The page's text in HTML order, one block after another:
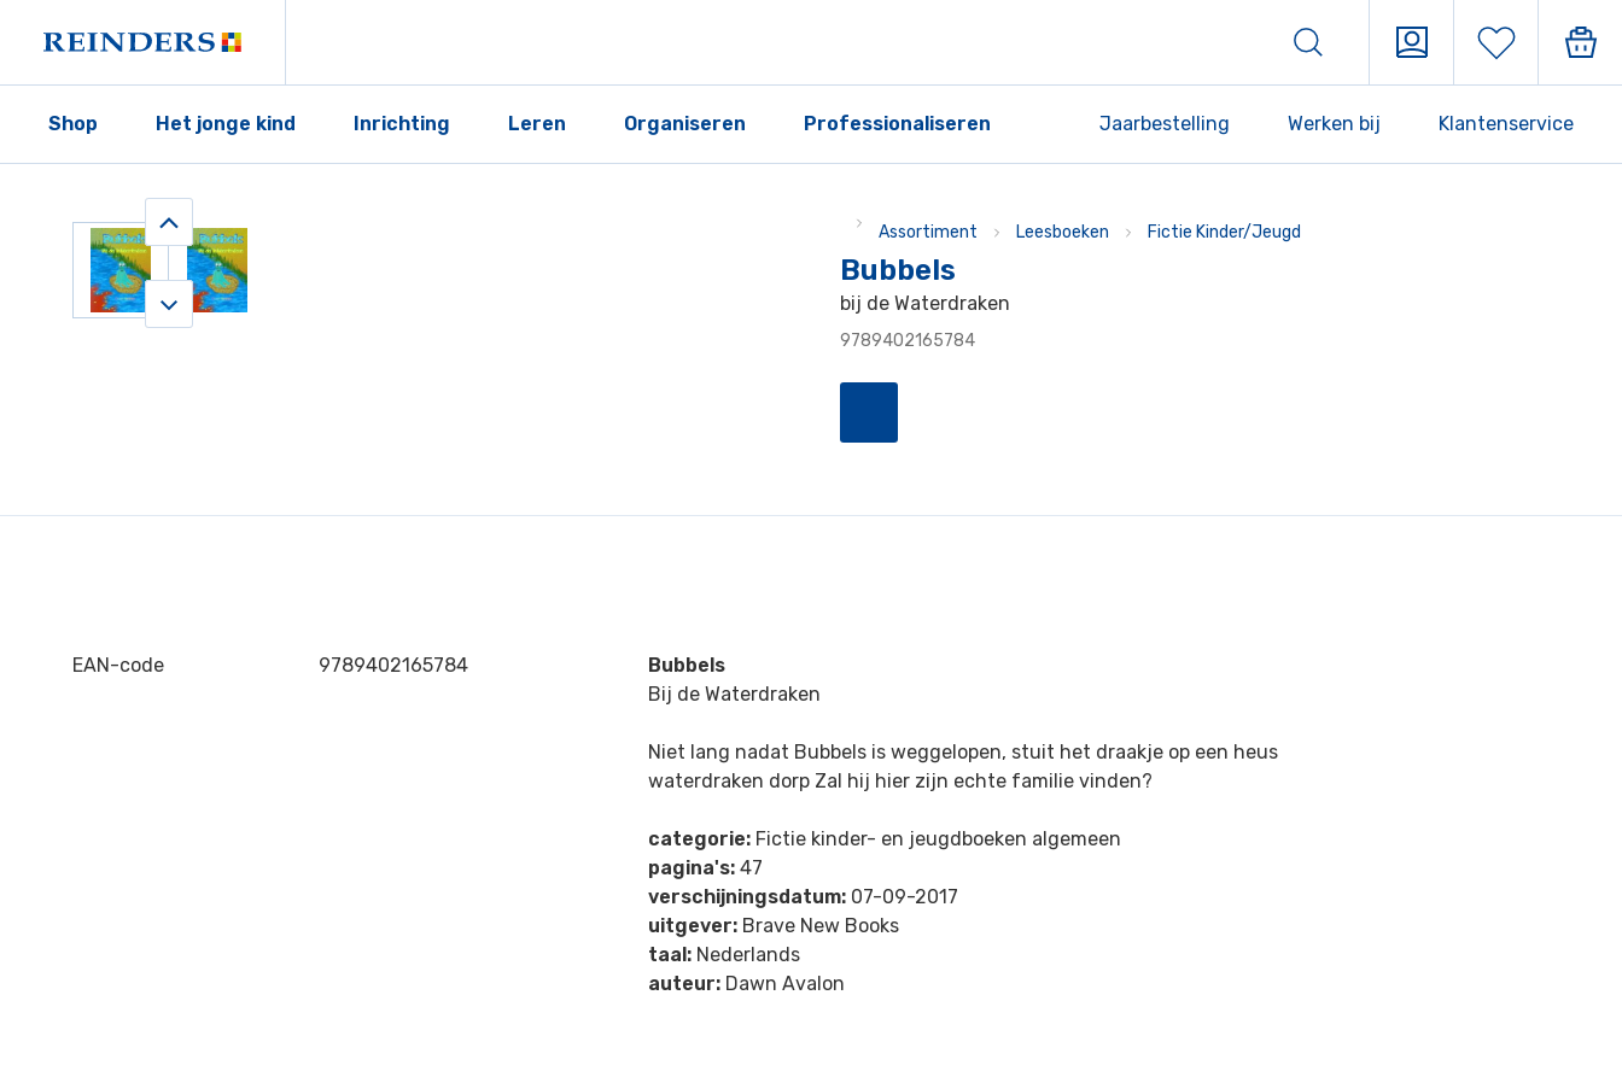
Shop Het jonge kind Inrichting Leren Organiseren Professionaliseren Jaarbestelling Werken bij Klantenservice
Assortiment Leesboeken Fictie Kinder/Jeugd
Bubbels
bij de Waterdraken
9789402165784
EAN-code 9789402165784
Bubbels
Bij de Waterdraken
Niet lang nadat Bubbels is weggelopen, stuit het draakje op een heus
waterdraken dorp Zal hij hier zijn echte familie vinden?
categorie: Fictie kinder- en jeugdboeken algemeen
pagina's: 47
verschijningsdatum: 07-09-2017
uitgever: Brave New Books
taal: Nederlands
auteur: Dawn Avalon